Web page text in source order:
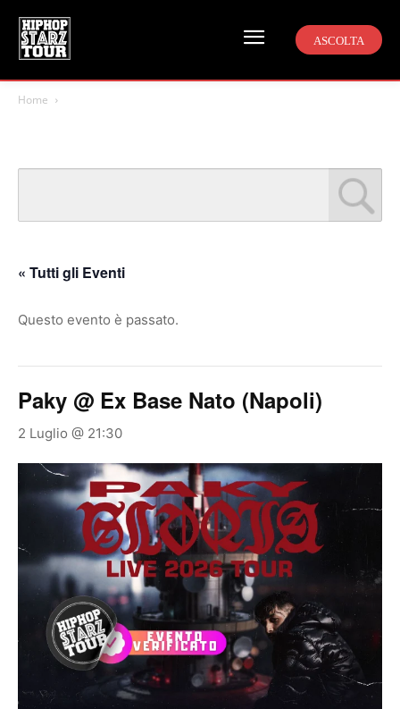
ASCOLTA
Home
« Tutti gli Eventi
Questo evento è passato.
Paky @ Ex Base Nato (Napoli)
2 Luglio @ 21:30